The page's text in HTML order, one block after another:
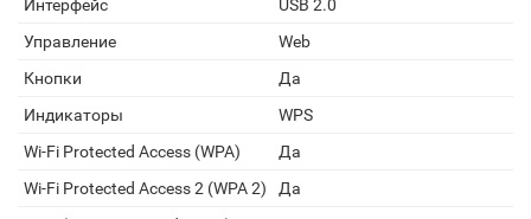
Интерфейс
USB 2.0
Управление
Web
Кнопки
Да
Индикаторы
WPS
Wi-Fi Protected Access (WPA)
Да
Wi-Fi Protected Access 2 (WPA 2)
Да